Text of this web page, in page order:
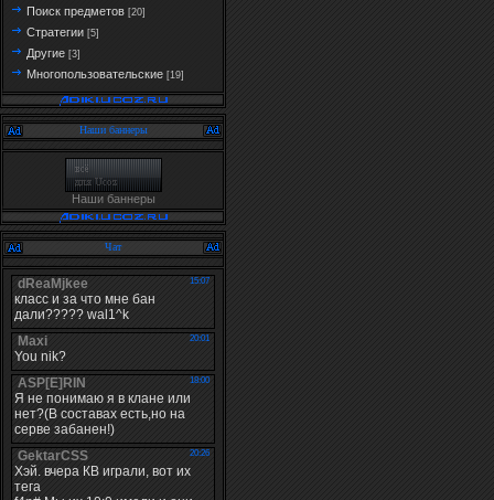
Поиск предметов [20]
Стратегии [5]
Другие [3]
Многопользовательские [19]
Наши баннеры
Наши баннеры
Чат